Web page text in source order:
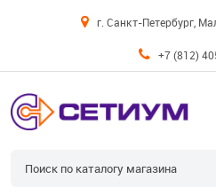
г. Санкт-Петербург,
+7 (812)